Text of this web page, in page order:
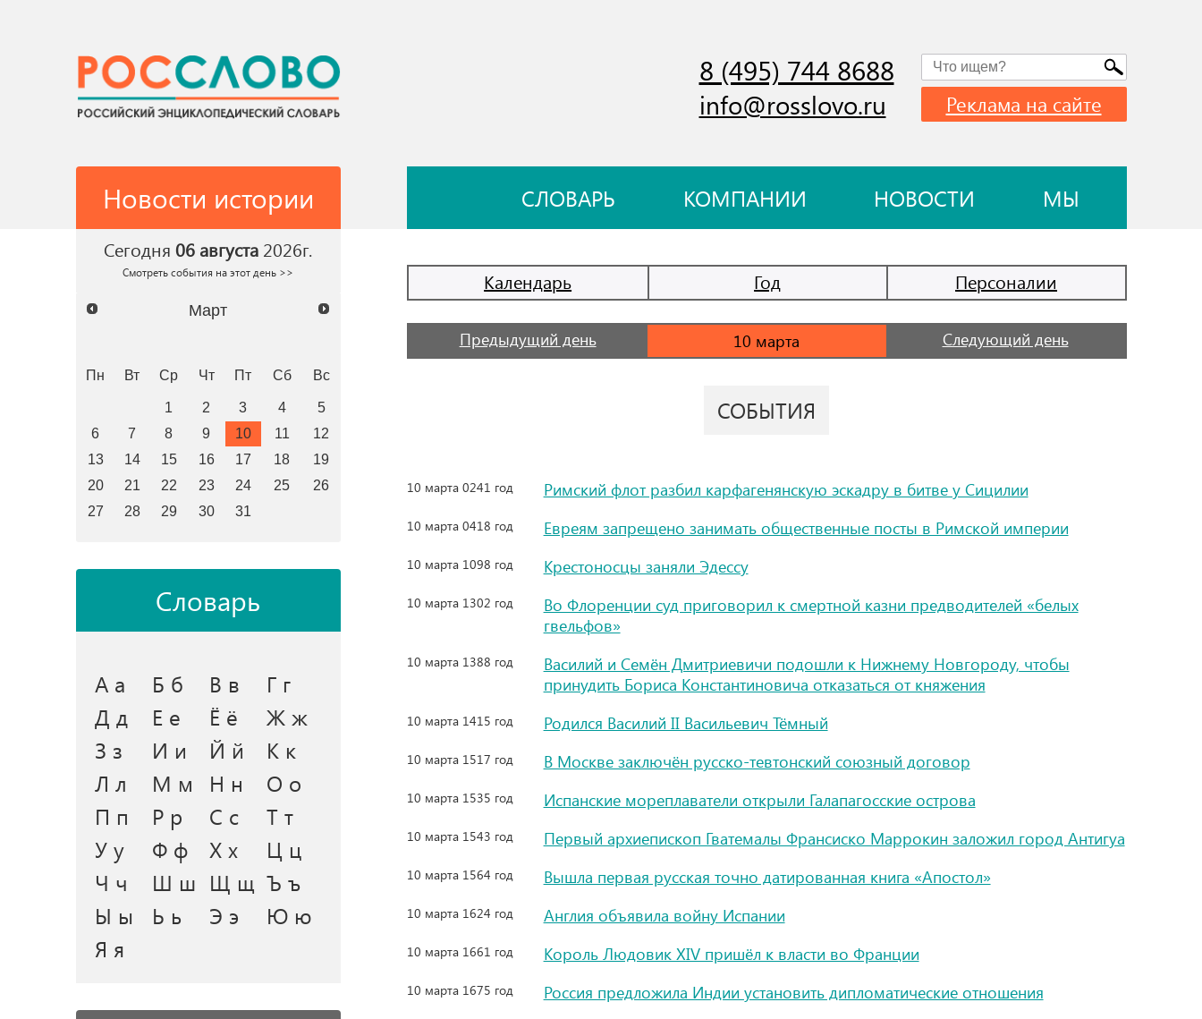
8 (495) 744 8688
info@rosslovo.ru Реклама на сайте
Новости истории СЛОВАРЬ КОМПАНИИ НОВОСТИ МЫ
Сегодня 06 августа 2026г.
Смотреть события на этот день >>
Март
Пн Вт Ср Чт Пт Сб Вс
1 2 3 4
5
6
7 8 9 10 11
12
13
14 15 16 17 18
19
20
21 22 23 24 25
26
27
28 29 30 31
Словарь
А а Б б В в
Г г
Д д
Е е Ё ё
Ж ж
З з
И и Й й
К к
Л л
М м Н н
О о
П п
Р р С с
Т т
У у
Ф ф Х х
Ц ц
Ч ч
Ш ш Щ щ Ъ ъ
Ы ы
Ь ь Э э
Ю ю
Я я
Календарь Год Персоналии
Предыдущий день Следующий день
СОБЫТИЯ
10 марта 0241 год Римский флот разбил карфагенянскую эскадру в битве у Сицилии
10 марта 0418 год Евреям запрещено занимать общественные посты в Римской империи
10 марта 1098 год Крестоносцы заняли Эдессу
10 марта 1302 год
Во Флоренции суд приговорил к смертной казни предводителей «белых
гвельфов»
10 марта 1388 год
Василий и Семён Дмитриевичи подошли к Нижнему Новгороду, чтобы
принудить Бориса Константиновича отказаться от княжения
10 марта 1415 год Родился Василий II Васильевич Тёмный
10 марта 1517 год В Москве заключён русско-тевтонский союзный договор
10 марта 1535 год Испанские мореплаватели открыли Галапагосские острова
10 марта 1543 год Первый архиепископ Гватемалы Франсиско Маррокин заложил город Антигуа
10 марта 1564 год Вышла первая русская точно датированная книга «Апостол»
10 марта 1624 год Англия объявила войну Испании
10 марта 1661 год Король Людовик XIV пришёл к власти во Франции
10 марта 1675 год Россия предложила Индии установить дипломатические отношения